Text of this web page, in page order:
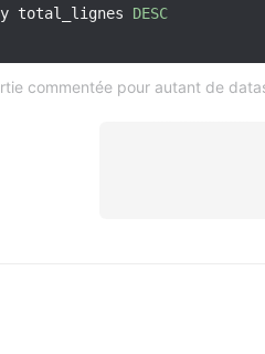
total_lignes DESC
commentée pour autant de